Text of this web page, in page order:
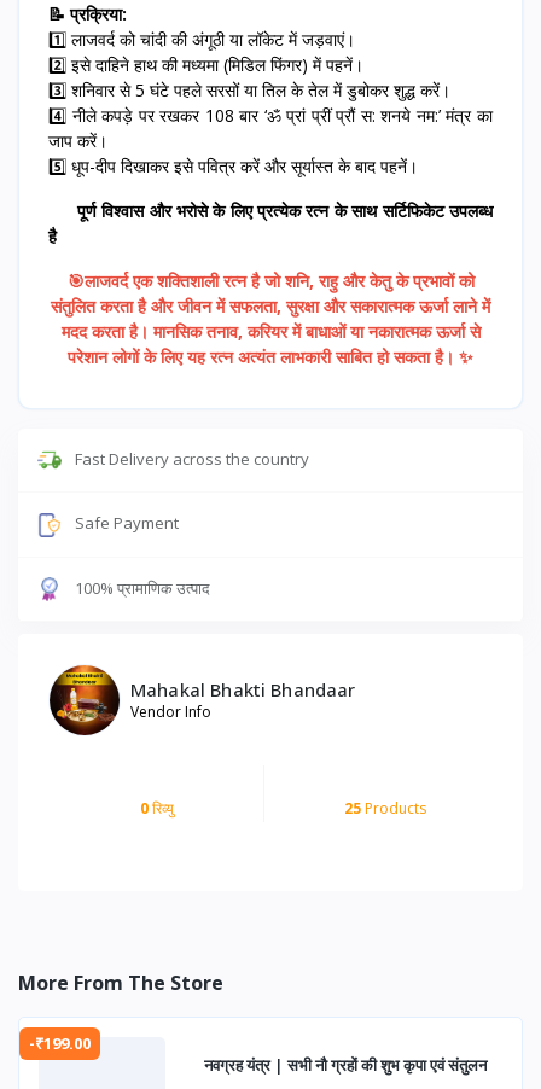
📝 प्रक्रिया:
1️⃣ लाजवर्द को चांदी की अंगूठी या लॉकेट में जड़वाएं।
2️⃣ इसे दाहिने हाथ की मध्यमा (मिडिल फिंगर) में पहनें।
3️⃣ शनिवार से 5 घंटे पहले सरसों या तिल के तेल में डुबोकर शुद्ध करें।
4️⃣ नीले कपड़े पर रखकर 108 बार ‘ॐ प्रां प्रीं प्रौं स: शनये नम:’ मंत्र का
जाप करें।
5️⃣ धूप-दीप दिखाकर इसे पवित्र करें और सूर्यास्त के बाद पहनें।
पूर्ण विश्वास और भरोसे के लिए प्रत्येक रत्न के साथ सर्टिफिकेट उपलब्ध
है
🎯लाजवर्द एक शक्तिशाली रत्न है जो शनि, राहु और केतु के प्रभावों को
संतुलित करता है और जीवन में सफलता, सुरक्षा और सकारात्मक ऊर्जा लाने में
मदद करता है। मानसिक तनाव, करियर में बाधाओं या नकारात्मक ऊर्जा से
परेशान लोगों के लिए यह रत्न अत्यंत लाभकारी साबित हो सकता है। ✨
Fast Delivery across the country
Safe Payment
100% प्रामाणिक उत्पाद
Mahakal Bhakti Bhandaar
Vendor Info
0रिव्यु 25Products
More From The Store
-₹199.00
नवग्रह यंत्र | सभी नौ ग्रहों की शुभ कृपा एवं संतुलन